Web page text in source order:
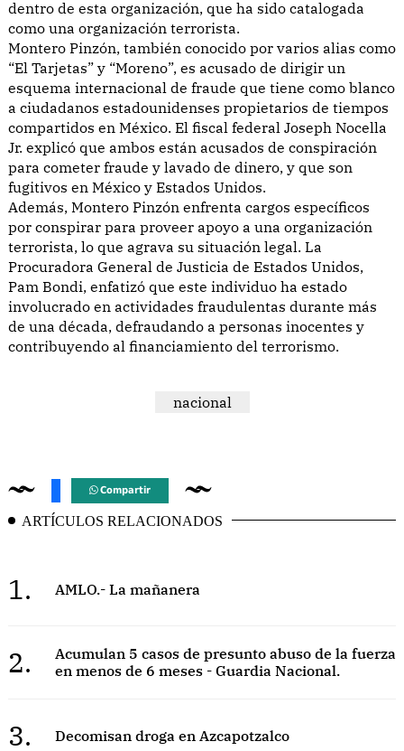
dentro de esta organización, que ha sido catalogada
como una organización terrorista.
Montero Pinzón, también conocido por varios alias como
“El Tarjetas” y “Moreno”, es acusado de dirigir un
esquema internacional de fraude que tiene como blanco
a ciudadanos estadounidenses propietarios de tiempos
compartidos en México. El fiscal federal Joseph Nocella
Jr. explicó que ambos están acusados de conspiración
para cometer fraude y lavado de dinero, y que son
fugitivos en México y Estados Unidos.
Además, Montero Pinzón enfrenta cargos específicos
por conspirar para proveer apoyo a una organización
terrorista, lo que agrava su situación legal. La
Procuradora General de Justicia de Estados Unidos,
Pam Bondi, enfatizó que este individuo ha estado
involucrado en actividades fraudulentas durante más
de una década, defraudando a personas inocentes y
contribuyendo al financiamiento del terrorismo.
nacional
Compartir
ARTÍCULOS RELACIONADOS
1. AMLO.- La mañanera
2.
Acumulan 5 casos de presunto abuso de la fuerza
en menos de 6 meses - Guardia Nacional.
3. Decomisan droga en Azcapotzalco